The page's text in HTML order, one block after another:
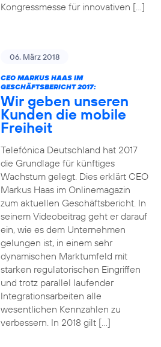
Kongressmesse für innovativen […]
06. März 2018
CEO MARKUS HAAS IM
GESCHÄFTSBERICHT 2017:
Wir geben unseren
Kunden die mobile
Freiheit
Telefónica Deutschland hat 2017
die Grundlage für künftiges
Wachstum gelegt. Dies erklärt CEO
Markus Haas im Onlinemagazin
zum aktuellen Geschäftsbericht. In
seinem Videobeitrag geht er darauf
ein, wie es dem Unternehmen
gelungen ist, in einem sehr
dynamischen Marktumfeld mit
starken regulatorischen Eingriffen
und trotz parallel laufender
Integrationsarbeiten alle
wesentlichen Kennzahlen zu
verbessern. In 2018 gilt […]